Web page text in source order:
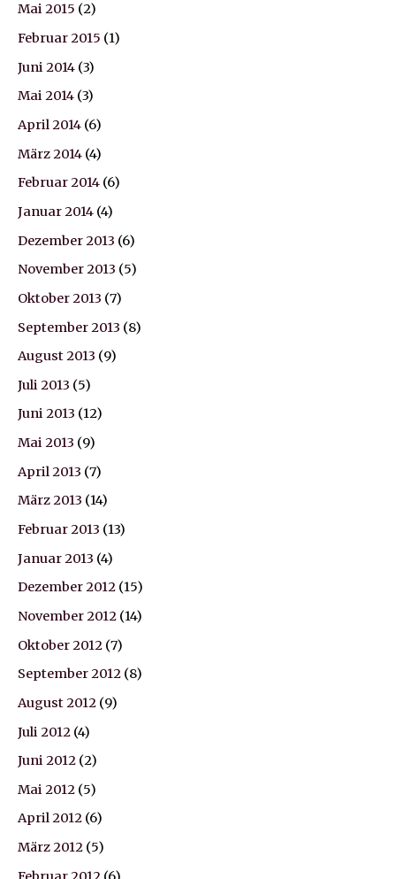
Mai 2015 (2)
Februar 2015 (1)
Juni 2014 (3)
Mai 2014 (3)
April 2014 (6)
März 2014 (4)
Februar 2014 (6)
Januar 2014 (4)
Dezember 2013 (6)
November 2013 (5)
Oktober 2013 (7)
September 2013 (8)
August 2013 (9)
Juli 2013 (5)
Juni 2013 (12)
Mai 2013 (9)
April 2013 (7)
März 2013 (14)
Februar 2013 (13)
Januar 2013 (4)
Dezember 2012 (15)
November 2012 (14)
Oktober 2012 (7)
September 2012 (8)
August 2012 (9)
Juli 2012 (4)
Juni 2012 (2)
Mai 2012 (5)
April 2012 (6)
März 2012 (5)